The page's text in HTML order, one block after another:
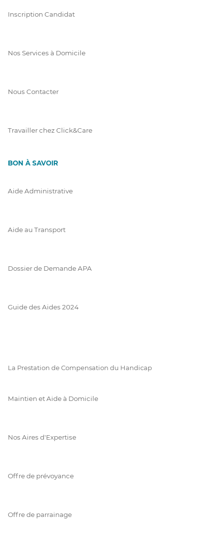
Inscription Candidat
Nos Services à Domicile
Nous Contacter
Travailler chez Click&Care
BON À SAVOIR
Aide Administrative
Aide au Transport
Dossier de Demande APA
Guide des Aides 2024
La Prestation de Compensation du Handicap
Maintien et Aide à Domicile
Nos Aires d'Expertise
Offre de prévoyance
Offre de parrainage